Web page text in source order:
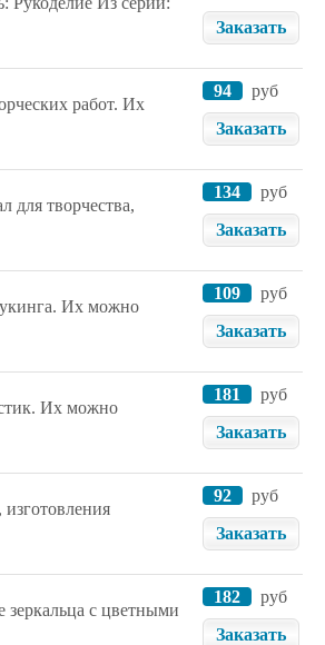
Заказать
работ. Их
94
руб
Заказать
для творчества,
134
руб
Заказать
Их можно
109
руб
Заказать
Их можно
181
руб
Заказать
92
руб
Заказать
с цветными
182
руб
Заказать